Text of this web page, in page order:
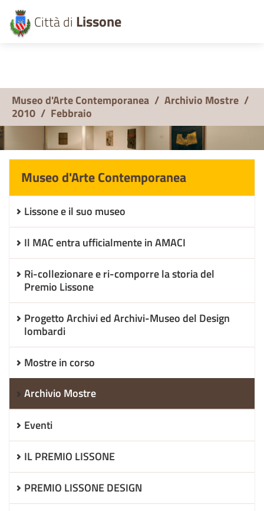
Città di Lissone
Museo d'Arte Contemporanea / Archivio Mostre /
2010 / Febbraio
Museo d'Arte Contemporanea
Lissone e il suo museo
Il MAC entra ufficialmente in AMACI
Ri-collezionare e ri-comporre la storia del
Premio Lissone
Progetto Archivi ed Archivi-Museo del Design
lombardi
Mostre in corso
Archivio Mostre
Eventi
IL PREMIO LISSONE
PREMIO LISSONE DESIGN